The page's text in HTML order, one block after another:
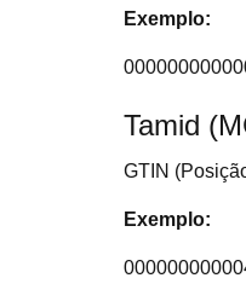
Exemplo:
Tamid
GTIN
Exemplo: